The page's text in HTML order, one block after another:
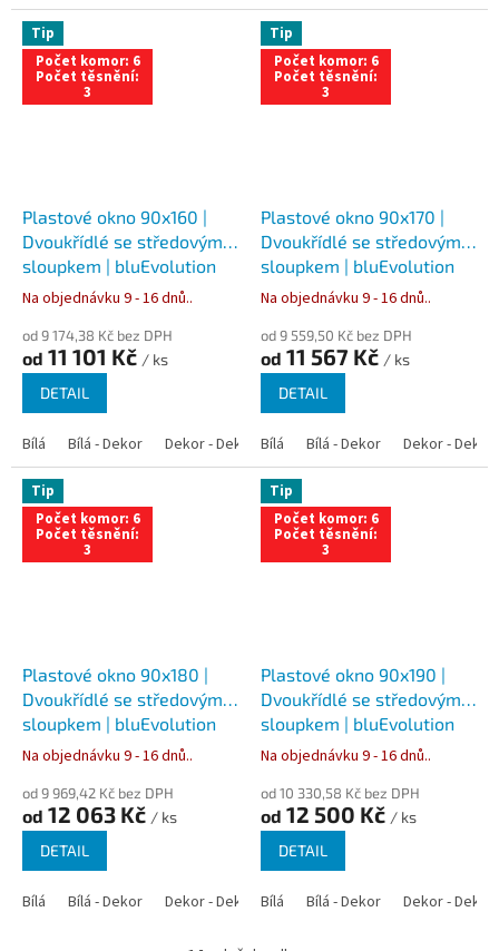
Tip
Počet komor: 6
Počet těsnění:
3
Plastové okno 90x160 |
Dvoukřídlé se středovým
sloupkem | bluEvolution
82 | Trojsklo
Na objednávku 9 - 16 dnů..
od 9 174,38 Kč bez DPH
od 11 101 Kč / ks
DETAIL
Bílá Bílá - Dekor Dekor - Dekor Bílá - Antracit Bílá - Zlatý dub
Tip
Počet komor: 6
Počet těsnění:
3
Plastové okno 90x170 |
Dvoukřídlé se středovým
sloupkem | bluEvolution
82 | Trojsklo
Na objednávku 9 - 16 dnů..
od 9 559,50 Kč bez DPH
od 11 567 Kč / ks
DETAIL
Bílá Bílá - Dekor Dekor - Dekor
Tip
Počet komor: 6
Počet těsnění:
3
Plastové okno 90x180 |
Dvoukřídlé se středovým
sloupkem | bluEvolution
82 | Trojsklo
Na objednávku 9 - 16 dnů..
od 9 969,42 Kč bez DPH
od 12 063 Kč / ks
DETAIL
Bílá Bílá - Dekor Dekor - Dekor Bílá - Antracit Bílá - Zlatý dub
Tip
Počet komor: 6
Počet těsnění:
3
Plastové okno 90x190 |
Dvoukřídlé se středovým
sloupkem | bluEvolution
82 | Trojsklo
Na objednávku 9 - 16 dnů..
od 10 330,58 Kč bez DPH
od 12 500 Kč / ks
DETAIL
Bílá Bílá - Dekor Dekor - Dekor